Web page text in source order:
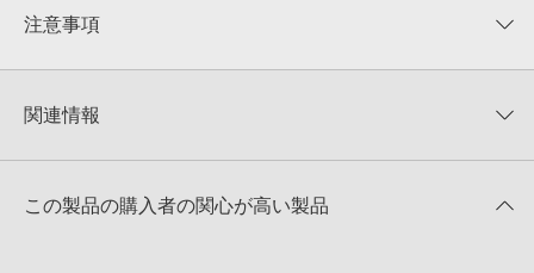
★★★★★
★5
★4
★1
注意事項
KONTAKTフォーマットは、
でお使いいただけます。無償版のKONTAKT PLAYERではお使いい
4GBを超えるデータに関するご注意：FAT32でフォーマットされた
関連情報
この製品の購入者の関心が高い製品